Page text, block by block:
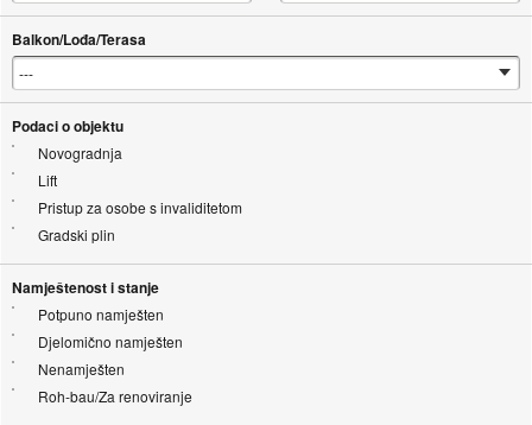
Balkon/Lođa/Terasa
Podaci o objektu
Novogradnja
Lift
Pristup za osobe s invaliditetom
Gradski plin
Namještenost i stanje
Potpuno namješten
Djelomično namješten
Nenamješten
Roh-bau/Za renoviranje